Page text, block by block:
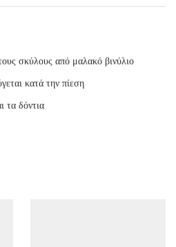
σκύλους από μαλακό βινύλιο
κατά την πίεση
τα δόντια